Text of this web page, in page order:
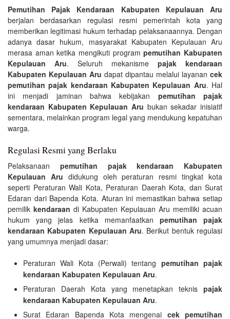
Pemutihan Pajak Kendaraan Kabupaten Kepulauan Aru
berjalan berdasarkan regulasi resmi pemerintah kota yang
memberikan legitimasi hukum terhadap pelaksanaannya. Dengan
adanya dasar hukum, masyarakat Kabupaten Kepulauan Aru
merasa aman ketika mengikuti programpemutihan Kabupaten
Kepulauan Aru. Seluruh mekanisme pajak kendaraan
Kabupaten Kepulauan Aru dapat dipantau melalui layanan cek
pemutihan pajak kendaraan Kabupaten Kepulauan Aru. Hal
ini menjadi jaminan bahwa kebijakan pemutihan pajak
kendaraan Kabupaten Kepulauan Aru bukan sekadar inisiatif
sementara, melainkan program legal yang mendukung kepatuhan
warga.
Regulasi Resmi yang Berlaku
Pelaksanaan pemutihan pajak kendaraan Kabupaten
Kepulauan Aru didukung oleh peraturan resmi tingkat kota
seperti Peraturan Wali Kota, Peraturan Daerah Kota, dan Surat
Edaran dari Bapenda Kota. Aturan ini memastikan bahwa setiap
pemilik kendaraan di Kabupaten Kepulauan Aru memiliki acuan
hukum yang jelas ketika memanfaatkan pemutihan pajak
kendaraan Kabupaten Kepulauan Aru. Berikut bentuk regulasi
yang umumnya menjadi dasar:
Peraturan Wali Kota (Perwali) tentang pemutihan pajak
kendaraan Kabupaten Kepulauan Aru.
Peraturan Daerah Kota yang menetapkan teknis pajak
kendaraan Kabupaten Kepulauan Aru.
Surat Edaran Bapenda Kota mengenai cek pemutihan